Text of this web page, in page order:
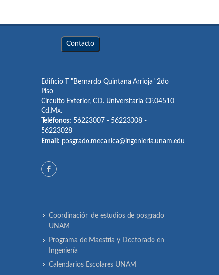
Contacto
Edificio T "Bernardo Quintana Arrioja" 2do
Piso
Circuito Exterior, CD. Universitaria CP.04510
Cd.Mx.
Teléfonos: 56223007 - 56223008 -
56223028
Email: posgrado.mecanica@ingenieria.unam.edu
Coordinación de estudios de posgrado
UNAM
Programa de Maestría y Doctorado en
Ingeniería
Calendarios Escolares UNAM